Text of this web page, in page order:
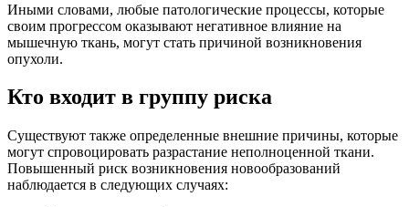
Иными словами, любые патологические процессы, которые
своим прогрессом оказывают негативное влияние на
мышечную ткань, могут стать причиной возникновения
опухоли.
Кто входит в группу риска
Существуют также определенные внешние причины, которые
могут спровоцировать разрастание неполноценной ткани.
Повышенный риск возникновения новообразований
наблюдается в следующих случаях: